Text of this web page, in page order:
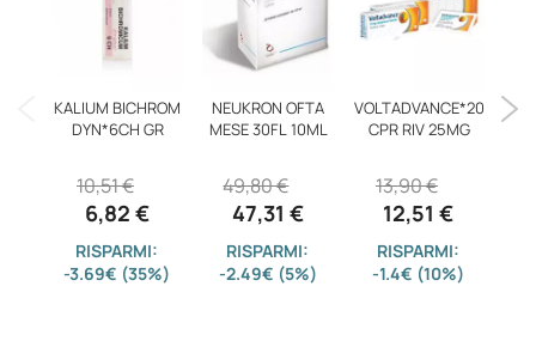
KALIUM BICHROM
DYN*6CH GR
6,82 €
10,51 €
RISPARMI:
-3.69€ (35%)
NEUKRON OFTA
MESE 30FL 10ML
47,31 €
49,80 €
RISPARMI:
-2.49€ (5%)
VOLTADVANCE*20
CPR RIV 25MG
12,51 €
13,90 €
RISPARMI:
-1.4€ (10%)